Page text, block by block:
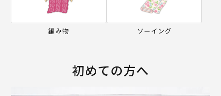
編み物 ソーイング
初めての方へ